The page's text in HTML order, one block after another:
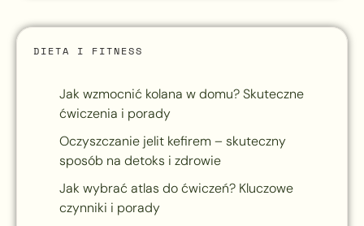
DIETA I FITNESS
Jak wzmocnić kolana w domu? Skuteczne
ćwiczenia i porady
Oczyszczanie jelit kefirem – skuteczny
sposób na detoks i zdrowie
Jak wybrać atlas do ćwiczeń? Kluczowe
czynniki i porady